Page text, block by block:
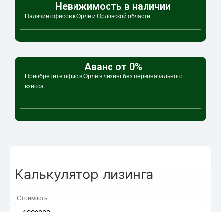
Невижимость в наличии
Наличие офисов в Орле и Орловской области
Аванс от 0%
Приобретите офис в Орле в лизинг без первоначального
взноса.
Калькулятор лизинга
Стоимость